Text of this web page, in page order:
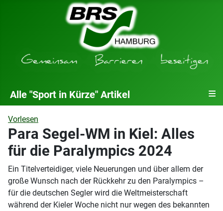
Alle "Sport in Kürze" Artikel ≡
Vorlesen
Para Segel-WM in Kiel: Alles
für die Paralympics 2024
Ein Titelverteidiger, viele Neuerungen und über allem der
große Wunsch nach der Rückkehr zu den Paralympics –
für die deutschen Segler wird die Weltmeisterschaft
während der Kieler Woche nicht nur wegen des bekannten